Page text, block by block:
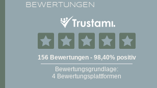
BEWERTUNGEN